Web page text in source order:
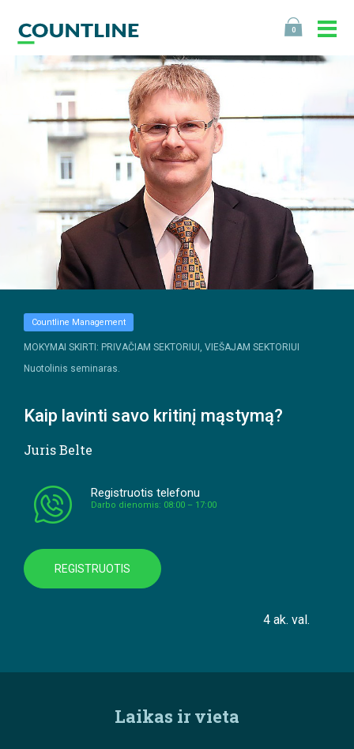
0
Countline Management
MOKYMAI SKIRTI: PRIVAČIAM SEKTORIUI, VIEŠAJAM SEKTORIUI
Nuotolinis seminaras.
Kaip lavinti savo kritinį mąstymą?
Juris Belte
Registruotis telefonu
Darbo dienomis: 08:00 – 17:00
REGISTRUOTIS
4 ak. val.
Laikas ir vieta